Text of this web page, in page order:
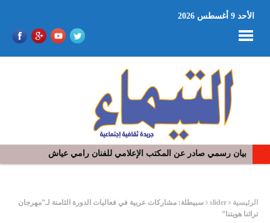
الأحد 9 أغسطس 2026
بيان رسمي صادر عن المكتب الإعلامي للفنان رامي عياش
الرئيسية slider
سبيطلة: مشاركات عربية في فعاليات الدورة الثامنة لـ”مهرجان
تراثنا هويتنا”